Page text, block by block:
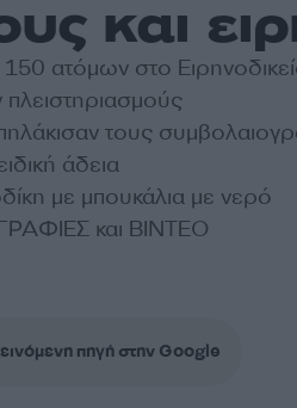
και
ατόμων στο
τους
άδεια
με μπουκάλια με νερό
και ΒΙΝΤΕΟ
πηγή στην Google